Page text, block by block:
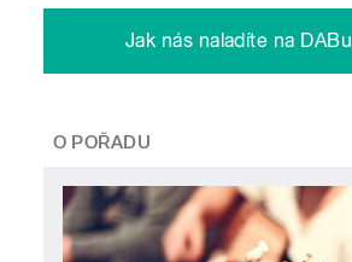
Jak nás naladíte na DABu
O POŘADU